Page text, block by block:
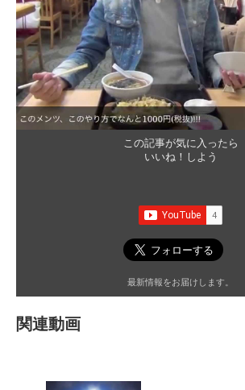
この記事が気に入ったら
いいね！しよう
最新情報をお届けします。
関連動画